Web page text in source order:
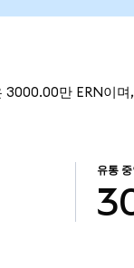
3000.00만 ERN이
유통